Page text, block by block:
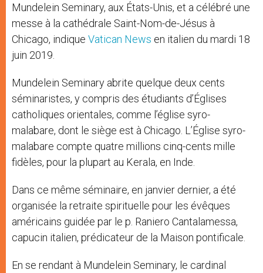
Mundelein Seminary, aux États-Unis, et a célébré une
messe à la cathédrale Saint-Nom-de-Jésus à
Chicago, indique Vatican News en italien du mardi 18
juin 2019.
Mundelein Seminary abrite quelque deux cents
séminaristes, y compris des étudiants d’Églises
catholiques orientales, comme l’église syro-
malabare, dont le siège est à Chicago. L’Église syro-
malabare compte quatre millions cinq-cents mille
fidèles, pour la plupart au Kerala, en Inde.
Dans ce même séminaire, en janvier dernier, a été
organisée la retraite spirituelle pour les évêques
américains guidée par le p. Raniero Cantalamessa,
capucin italien, prédicateur de la Maison pontificale.
En se rendant à Mundelein Seminary, le cardinal